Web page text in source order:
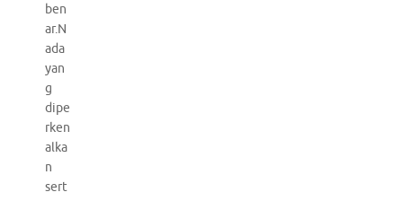
ben
ar.N
ada
yan
g
dipe
rken
alka
n
sert